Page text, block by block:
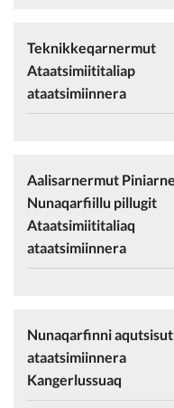
Teknikkeqarnermut
Ataatsimiititaliap
ataatsimiinnera
Aalisarnermut
Nunaqarfiillu pillugit
Ataatsimiititaliaq
ataatsimiinnera
Nunaqarfinni aqutsisut
ataatsimiinnera
Kangerlussuaq